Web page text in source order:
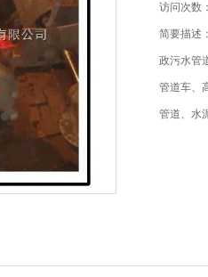
访问次数
简要描述
政污水管
管道车、
管道、水